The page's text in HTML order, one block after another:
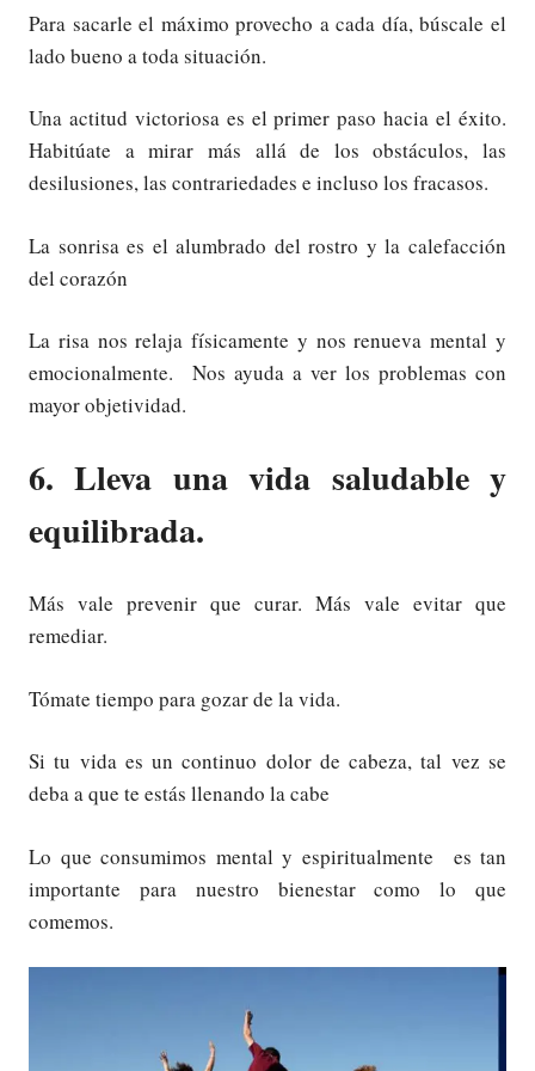
Para sacarle el máximo provecho a cada día, búscale el
lado bueno a toda situación.
Una actitud victoriosa es el primer paso hacia el éxito.
Habitúate a mirar más allá de los obstáculos, las
desilusiones, las contrariedades e incluso los fracasos.
La sonrisa es el alumbrado del rostro y la calefacción
del corazón
La risa nos relaja físicamente y nos renueva mental y
emocionalmente. Nos ayuda a ver los problemas con
mayor objetividad.
6. Lleva una vida saludable y
equilibrada.
Más vale prevenir que curar. Más vale evitar que
remediar.
Tómate tiempo para gozar de la vida.
Si tu vida es un continuo dolor de cabeza, tal vez se
deba a que te estás llenando la cabe
Lo que consumimos mental y espiritualmente es tan
importante para nuestro bienestar como lo que
comemos.